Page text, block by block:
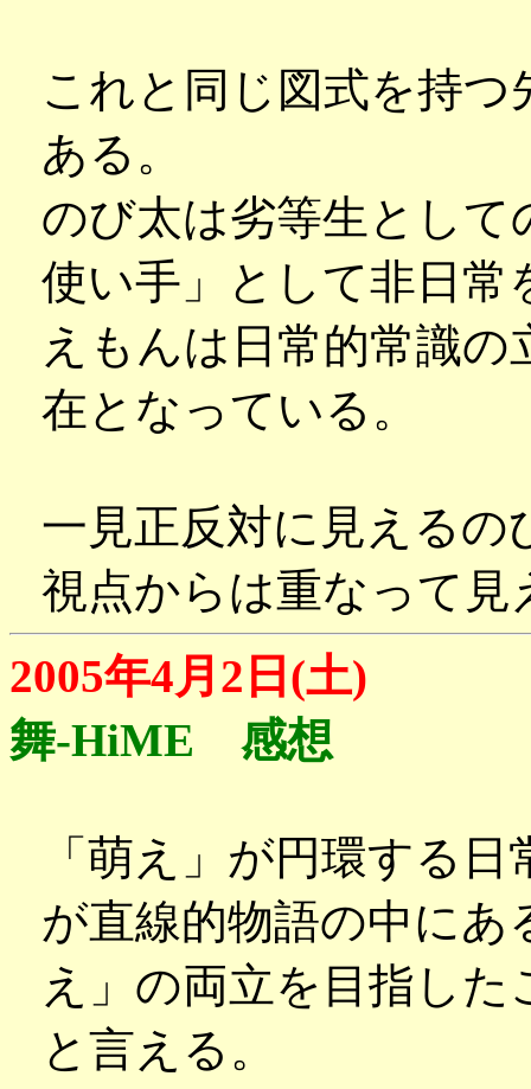
これと同じ図式を持
ある。
のび太は劣等生とし
使い手」として非日
えもんは日常的常識
在となっている。
一見正反対に見えるの
視点からは重なって
2005年4月2日(土)
舞-HiME 感想
「萌え」が円環する
が直線的物語の中にあ
え」の両立を目指し
と言える。